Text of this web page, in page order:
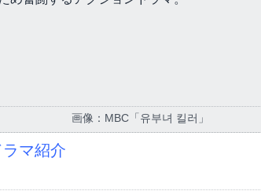
画像：MBC「유부녀 킬러」
ラマ紹介